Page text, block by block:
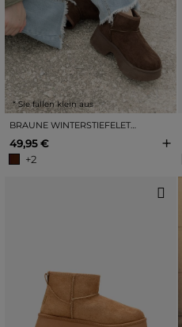
* Sie fallen klein aus
BRAUNE WINTERSTIEFELETTEN MIT ABSATZ
49,95 €
+2
+